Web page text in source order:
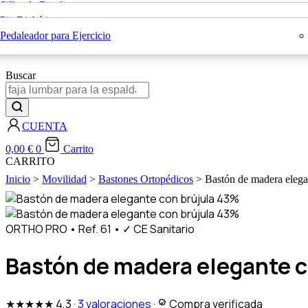
Colchones Antiescaras
Sillas de Ruedas
Pie Diabético
Pedaleador para Ejercicio
X
Buscar
CUENTA
0,00 € 0
Carrito
CARRITO
Inicio > Movilidad > Bastones Ortopédicos > Bastón de madera
43%
43%
ORTHO PRO • Ref. 61 • ✓ CE Sanitario
Bastón de madera elegante
★★★★★ 4,3·3 valoraciones·
Compra verificada